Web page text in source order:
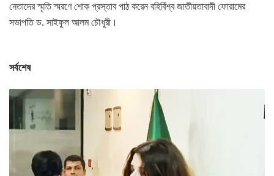
নেতাদের স্মৃতি স্মরণে শোক প্রস্তাব পাঠ করেন বহির্বিশ্ব জাতীয়তাবাদী ফোরামের
সভাপতি ড. সাইফুল আলম চৌধুরী।
সর্বশেষ